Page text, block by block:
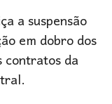
a suspensão
em dobro dos
contratos da